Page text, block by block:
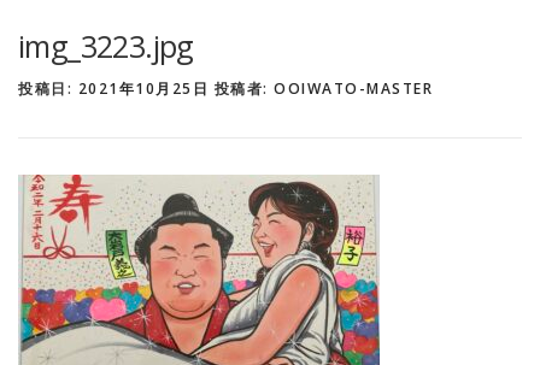
img_3223.jpg
投稿日: 2021年10月25日 投稿者: OOIWATO-MASTER